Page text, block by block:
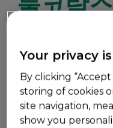
둘코락스®좌약은 간
합한 자극성 변비약입
약 15-30분 후
Your privacy
By clicking
storing of cookies
site navigation,
show you